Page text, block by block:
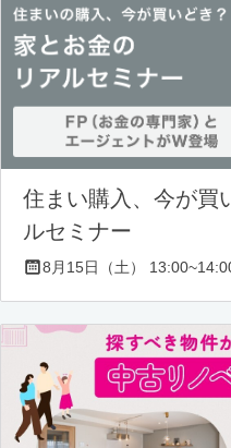
住まい購入、今が買
ルセミナー
8月15日（土）